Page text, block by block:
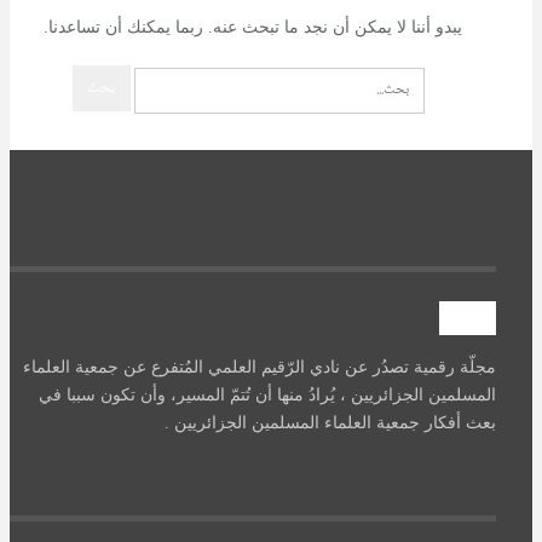
يبدو أننا لا يمكن أن نجد ما تبحث عنه. ربما يمكنك أن تساعدنا.
مجلّة رقمية تصدُر عن نادي الرّقيم العلمي المُتفرع عن جمعية العلماء
المسلمين الجزائريين ، يُرادُ منها أن تُتمّ المسير، وأن تكون سببا في
بعث أفكار جمعية العلماء المسلمين الجزائريين .